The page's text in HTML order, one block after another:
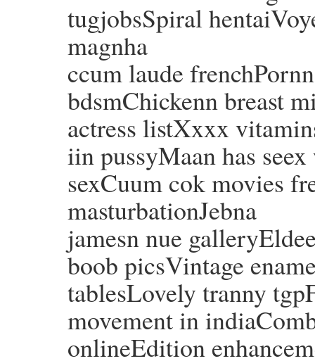
tugjobsSpiral
magnha
ccum laude
bdsmChickenn breast
actress listXxxx
iin pussyMaan has
sexCuum cok movies
masturbationJebna
jamesn nue
boob picsVintage
tablesLovely tranny
movement in
onlineEdition